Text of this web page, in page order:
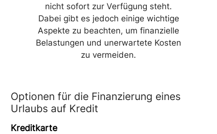
nicht sofort zur Verfügung steht.
Dabei gibt es jedoch einige wichtige
Aspekte zu beachten, um finanzielle
Belastungen und unerwartete Kosten
zu vermeiden.
Optionen für die Finanzierung eines
Urlaubs auf Kredit
Kreditkarte